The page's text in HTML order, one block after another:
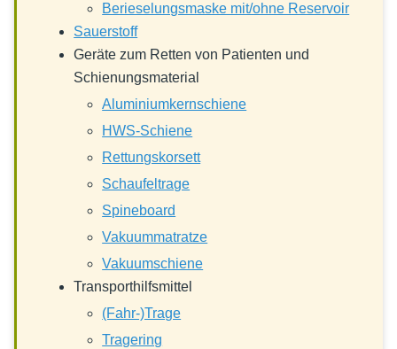
Berieselungsmaske mit/ohne Reservoir
Sauerstoff
Geräte zum Retten von Patienten und
Schienungsmaterial
Aluminiumkernschiene
HWS-Schiene
Rettungskorsett
Schaufeltrage
Spineboard
Vakuummatratze
Vakuumschiene
Transporthilfsmittel
(Fahr-)Trage
Tragering